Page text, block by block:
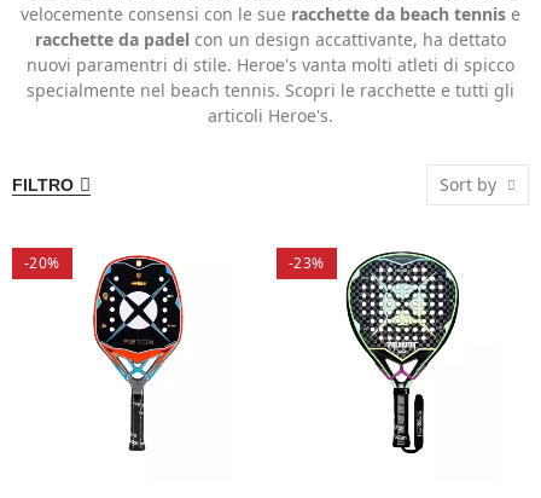
velocemente consensi con le sue racchette da beach tennis e
racchette da padel con un design accattivante, ha dettato
nuovi paramentri di stile. Heroe's vanta molti atleti di spicco
specialmente nel beach tennis. Scopri le racchette e tutti gli
articoli Heroe's.
FILTRO Sort by
-20% -23%